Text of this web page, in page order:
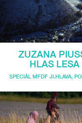
ZUZANA
HLAS LESA
SPECIÁL MFDF JI.HLAVA,